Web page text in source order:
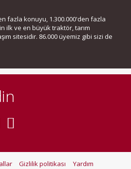
fazla konuyu, 1.300.000'den fazla
ilk ve en büyük traktör, tarım
sitesidir. 86.000 üyemiz gibi sizi de
Gizlilik politikası
Yardım